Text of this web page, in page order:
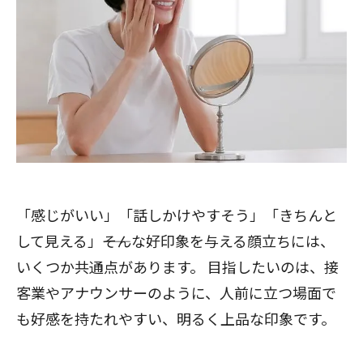
「感じがいい」「話しかけやすそう」「きちんと
して見える」――そんな好印象を与える顔立ちには、
いくつか共通点があります。 目指したいのは、接
客業やアナウンサーのように、人前に立つ場面で
も好感を持たれやすい、明るく上品な印象です。